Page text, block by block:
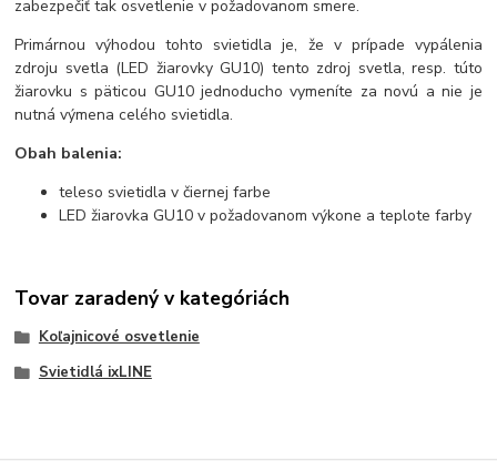
zabezpečiť tak osvetlenie v požadovanom smere.
Primárnou výhodou tohto svietidla je, že v prípade vypálenia
zdroju svetla (LED žiarovky GU10) tento zdroj svetla, resp. túto
žiarovku s päticou GU10 jednoducho vymeníte za novú a nie je
nutná výmena celého svietidla.
Obah balenia:
teleso svietidla v čiernej farbe
LED žiarovka GU10 v požadovanom výkone a teplote farby
Tovar zaradený v kategóriách
Koľajnicové osvetlenie
Svietidlá ixLINE